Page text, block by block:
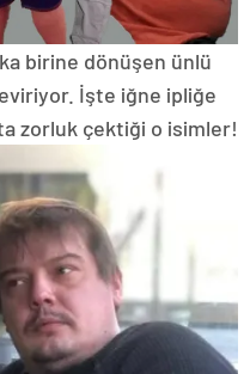
birine dönüşen ünlü
İşte iğne ipliğe
zorluk çektiği o isimler!